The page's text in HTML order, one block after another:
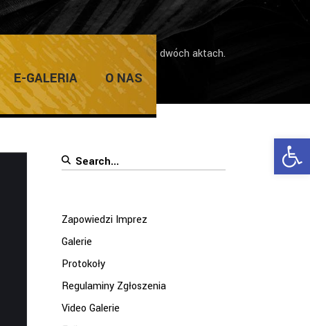
E-GALERIA O NAS
„Dziadek do orzechów” – balet w dwóch aktach.
Search
Zapowiedzi Imprez
Galerie
Protokoły
Regulaminy Zgłoszenia
Video Galerie